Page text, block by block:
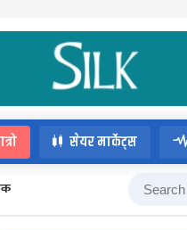
सेयर मार्केट्स